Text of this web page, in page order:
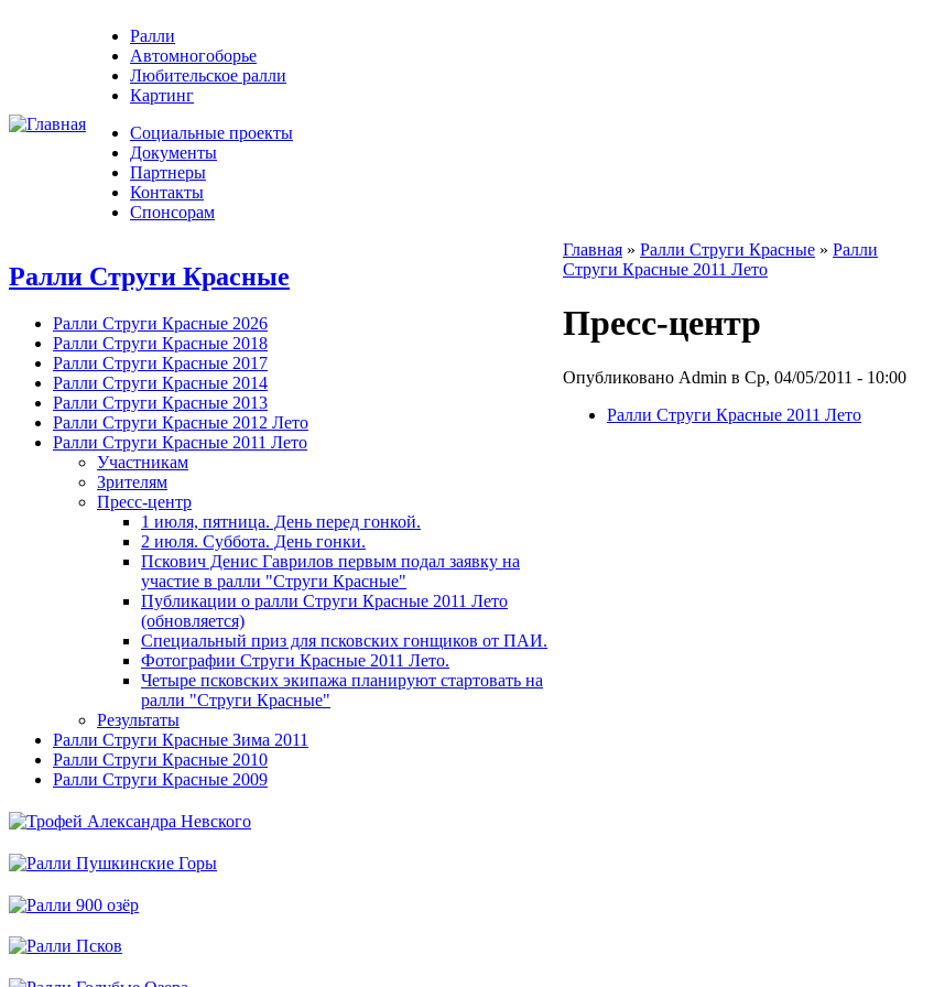
Ралли
Автомногоборье
Любительское ралли
Картинг
Социальные проекты
Документы
Партнеры
Контакты
Спонсорам
Ралли Струги Красные
Ралли Струги Красные 2026
Ралли Струги Красные 2018
Ралли Струги Красные 2017
Ралли Струги Красные 2014
Ралли Струги Красные 2013
Ралли Струги Красные 2012 Лето
Ралли Струги Красные 2011 Лето
Участникам
Зрителям
Пресс-центр
1 июля, пятница. День перед гонкой.
2 июля. Суббота. День гонки.
Пскович Денис Гаврилов первым подал заявку на
участие в ралли "Струги Красные"
Публикации о ралли Струги Красные 2011 Лето
(обновляется)
Специальный приз для псковских гонщиков от ПАИ.
Фотографии Струги Красные 2011 Лето.
Четыре псковских экипажа планируют стартовать на
ралли "Струги Красные"
Результаты
Ралли Струги Красные Зима 2011
Ралли Струги Красные 2010
Ралли Струги Красные 2009
Главная » Ралли Струги Красные » Ралли
Струги Красные 2011 Лето
Пресс-центр
Опубликовано Admin в Ср, 04/05/2011 - 10:00
Ралли Струги Красные 2011 Лето